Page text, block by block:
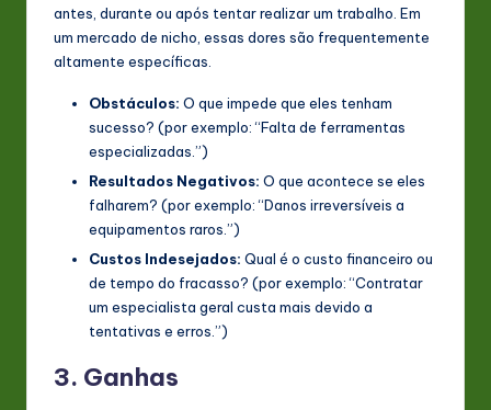
antes, durante ou após tentar realizar um trabalho. Em
um mercado de nicho, essas dores são frequentemente
altamente específicas.
Obstáculos: O que impede que eles tenham
sucesso? (por exemplo: “Falta de ferramentas
especializadas.”)
Resultados Negativos: O que acontece se eles
falharem? (por exemplo: “Danos irreversíveis a
equipamentos raros.”)
Custos Indesejados: Qual é o custo financeiro ou
de tempo do fracasso? (por exemplo: “Contratar
um especialista geral custa mais devido a
tentativas e erros.”)
3. Ganhas